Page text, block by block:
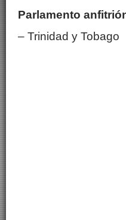
Parlamento
– Trinidad y Tobago